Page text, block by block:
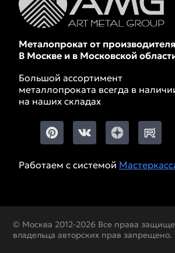
Металопрокат от производителя
В Москве и в Московской
Большой ассортимент
металлопроката всегда в
на наших складах
Работаем с системой
© Москва 2012-2026 Все права
владельца авторских прав